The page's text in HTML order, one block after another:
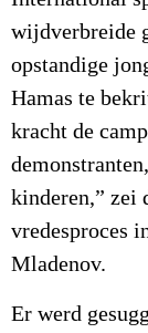
wijdverbreide
opstandige
Hamas te
kracht de
kinderen,” zei
vredesproces
Mladenov.
Er werd